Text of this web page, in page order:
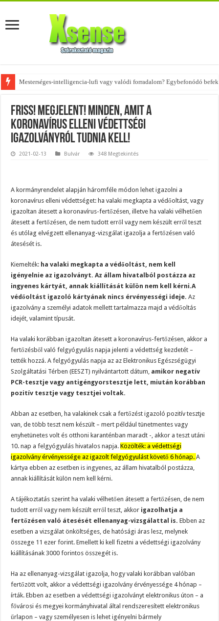
Mesterséges-intelligencia-lufi vagy valódi forradalom? Egybefonódó
Az övtáskák továbbra is trendik – nézd meg, milyen stílusokhoz illenek!
FRISS! MEGJELENT! Minden, amit a
koronavírus elleni védettségi
igazolványról tudnia kell!
2021-02-13 Bulvár 348 Megtekintés
A kormányrendelet alapján háromféle módon lehet igazolni a
koronavírus elleni védettséget: ha valaki megkapta a védőoltást, vagy
igazoltan átesett a koronavírus-fertőzésen, illetve ha valaki vélhetően
átesett a fertőzésen, de nem tudott erről vagy nem készült erről teszt
és utólag elvégzett ellenanyag-vizsgálat igazolja a fertőzésen való
átesését is.
Kiemelték: ha valaki megkapta a védőoltást, nem kell
igényelnie az igazolványt. Az állam hivatalból postázza az
ingyenes kártyát, annak kiállítását külön nem kell kérni.A
védőoltást igazoló kártyának nincs érvényességi ideje.Az
igazolvány a személyi adatok mellett tartalmazza majd a védőoltás
idejét, valamint típusát.
Ha valaki korábban igazoltan átesett a koronavírus-fertőzésen, akkor a
fertőzésből való felgyógyulás napja jelenti a védettség kezdetét –
tették hozzá. A felgyógyulás napja az az Elektronikus Egészségügyi
Szolgáltatási Térben (EESZT) nyilvántartott dátum, amikor negatív
PCR-tesztje vagy antigéngyorstesztje lett, miután korábban
pozitív tesztje vagy tesztjei voltak.
Abban az esetben, ha valakinek csak a fertőzést igazoló pozitív tesztje
van, de több teszt nem készült – mert például tünetmentes vagy
enyhetünetes volt és otthoni karanténban maradt -, akkor a teszt utáni
10. nap a felgyógyulás hivatalos napja.Közölték: a védettségi
igazolvány érvényessége az igazolt felgyógyulást követő 6 hónap.A
kártya ebben az esetben is ingyenes, az állam hivatalból postázza,
annak kiállítását külön nem kell kérni.
A tájékoztatás szerint ha valaki vélhetően átesett a fertőzésen, de nem
tudott erről vagy nem készült erről teszt, akkor igazolhatja a
fertőzésen való átesését ellenanyag-vizsgálattal is. Ebben az
esetben a vizsgálat önköltséges, de hatósági áras lesz, melynek
összege 11 ezer forint. Emellett ki kell fizetni a védettségi igazolvány
kiállításának 3000 forintos összegét is.
Ha az ellenanyag-vizsgálat igazolja, hogy valaki korábban valóban
fertőzött volt, akkor a védettségi igazolvány érvényessége 4 hónap –
írták. Ebben az esetben a védettségi igazolványt elektronikus úton – a
fővárosi és megyei kormányhivatal által rendszeresített elektronikus
űrlapon – vagy személyesen is lehet igényelni bármely